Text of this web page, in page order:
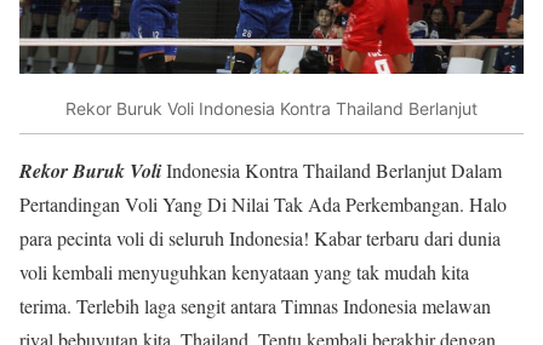
Rekor Buruk Voli Indonesia Kontra Thailand Berlanjut
Rekor Buruk VoliIndonesia Kontra Thailand Berlanjut Dalam
Pertandingan Voli Yang Di Nilai Tak Ada Perkembangan. Halo
para pecinta voli di seluruh Indonesia! Kabar terbaru dari dunia
voli kembali menyuguhkan kenyataan yang tak mudah kita
terima. Terlebih laga sengit antara Timnas Indonesia melawan
rival bebuyutan kita, Thailand. Tentu kembali berakhir dengan